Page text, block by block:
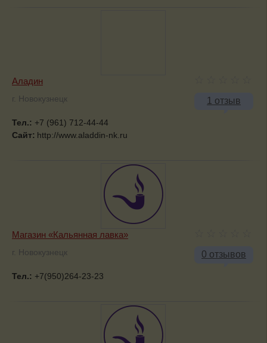
1 отзыв
Аладин
г. Новокузнецк
Тел.: +7 (961) 712-44-44
Сайт: http://www.aladdin-nk.ru
0 отзывов
Магазин «Кальянная лавка»
г. Новокузнецк
Тел.: +7(950)264-23-23